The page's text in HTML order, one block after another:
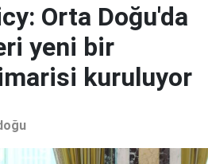
Orta Doğu'da
yeni bir
kuruluyor